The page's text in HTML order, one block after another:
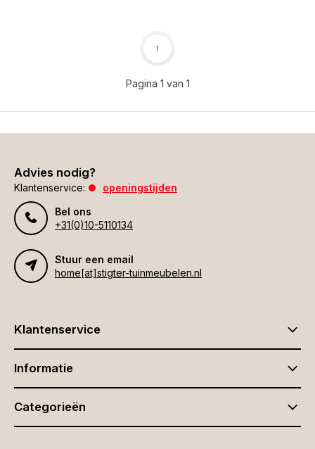
Pagina 1 van 1
1
Advies nodig?
Klantenservice:
openingstijden
Bel ons
+31(0)10-5110134
Stuur een email
home[at]stigter-tuinmeubelen.nl
Klantenservice
Informatie
Categorieën